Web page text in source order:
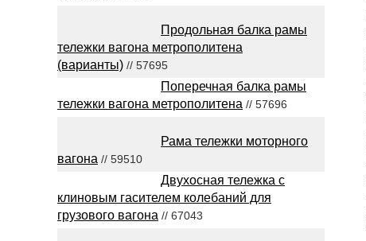
Продольная балка рамы
тележки вагона метрополитена
(варианты) // 57695
Поперечная балка рамы
тележки вагона метрополитена // 57696
Рама тележки моторного
вагона // 59510
Двухосная тележка с
клиновым гасителем колебаний для
грузового вагона // 67043